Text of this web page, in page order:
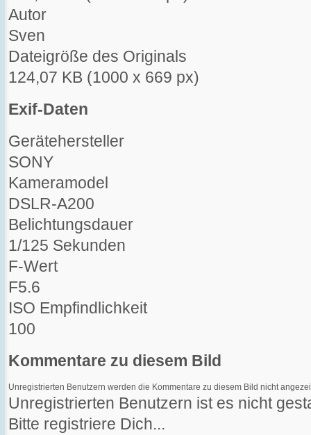
Autor
Sven
Dateigröße des Originals
124,07 KB (1000 x 669 px)
Exif-Daten
Gerätehersteller
SONY
Kameramodel
DSLR-A200
Belichtungsdauer
1/125 Sekunden
F-Wert
F5.6
ISO Empfindlichkeit
100
Kommentare zu diesem Bild
Unregistrierten Benutzern werden die Kommentare zu diesem Bild nicht
Unregistrierten Benutzern ist es nicht
Bitte registriere Dich...